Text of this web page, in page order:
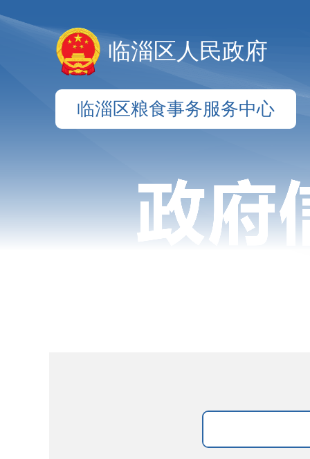
临淄区人民政府
临淄区粮食事务服务中心